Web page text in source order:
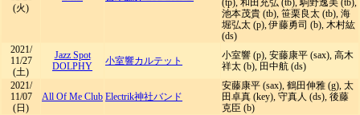
(火)
(tp), 和田充弘 (tb), 駒野逸美 (tb),
池本茂貴 (tb), 笹栗良太 (tb), 海
堀弘太 (p), 伊藤勇司 (b), 木村紘
(ds)
2021/
11/27
(土)
Jazz Spot
DOLPHY
小室響カルテット
小室響 (p), 安藤康平 (sax), 高木
祥太 (b), 田中航 (ds)
2021/
11/07
(日)
All Of Me Club Electrik神社バンド
安藤康平 (sax), 鶴田伸雅 (g), 太
田卓真 (key), 守真人 (ds), 後藤
克臣 (b)